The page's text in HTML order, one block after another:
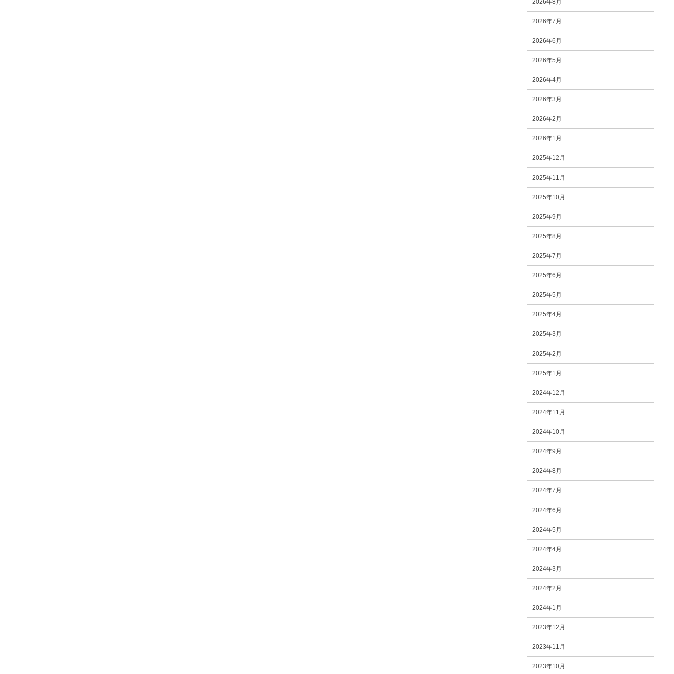
2026年8月
2026年7月
2026年6月
2026年5月
2026年4月
2026年3月
2026年2月
2026年1月
2025年12月
2025年11月
2025年10月
2025年9月
2025年8月
2025年7月
2025年6月
2025年5月
2025年4月
2025年3月
2025年2月
2025年1月
2024年12月
2024年11月
2024年10月
2024年9月
2024年8月
2024年7月
2024年6月
2024年5月
2024年4月
2024年3月
2024年2月
2024年1月
2023年12月
2023年11月
2023年10月